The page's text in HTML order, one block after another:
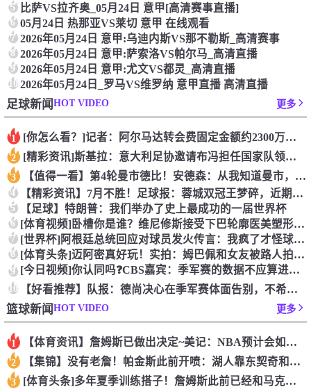
5 比萨VS拉齐奥_05月24日 意甲[高清赛事直播]
6 05月24日 热那亚VS莱切 意甲 在线观看
7 2026年05月24日 意甲:乌迪内斯VS那不勒斯_高清赛事
8 2026年05月24日 意甲:萨索洛VS帕尔马_高清直播
9 2026年05月24日 意甲:尤文VS都灵_高清直播
102026年05月24日_罗马VS维罗纳 意甲直播 高清直播
足球新闻HOT VIDEO 更多
1 [你怎么看？]记者：阿尔马达转会费固定金额约2300万欧，外
2 [精彩资讯]斯基拉：意大利足协邀请布冯担任国家队领队，但遭到
3 【值得一看】第4轮曼市德比！安德森：从我知道曼市，曼城就是这
4 【精彩资讯】7月不胜！足球报：蓉城双冠王梦碎，近期成绩下滑要
5 【足球】特朗普：我们举办了史上最成功的一届世界杯
6 [体育视频]卧槽你是谁？维尼修斯接受下巴轮廓医美塑形，突然变
7 [世界杯]阿根廷总统回应对球员发火传言：我疯了才怪球员？全是
8 [体育头条]迈阿密真好玩！实拍：姆巴佩和女友被路人拍到在夜店
9 [今日视频]你认同吗❓️CBS嘉宾：季军赛的数据不应算进去，
10 【好看推荐】队报：德尚决心在季军赛体面告别，不希望以两连败收
篮球新闻HOT VIDEO 更多
1 【体育资讯】詹姆斯已做出决定~美记：NBA预计会如期公布新赛
2 【集锦】没有老詹！帕金斯此前开喷：湖人靠东契奇和里夫斯没人会
3 [体育头条]多年夏季训练搭子！詹姆斯此前已经和马克西一同训练